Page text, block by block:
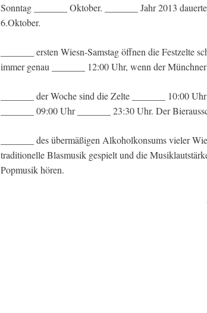
Sonntag _______ Oktober. _______ Jahr 2013
6.Oktober.
_______ ersten Wiesn-Samstag öffnen die Festzelte
immer genau _______ 12:00 Uhr, wenn der
_______ der Woche sind die Zelte _______ 10:00
_______ 09:00 Uhr _______ 23:30 Uhr. Der
_______ des übermäßigen Alkoholkonsums vieler
traditionelle Blasmusik gespielt und die
Popmusik hören.